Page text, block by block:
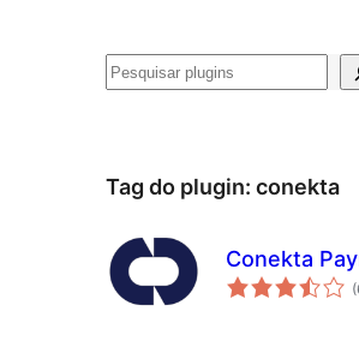
Pesquisar
Tag do plugin: conekta
Conekta